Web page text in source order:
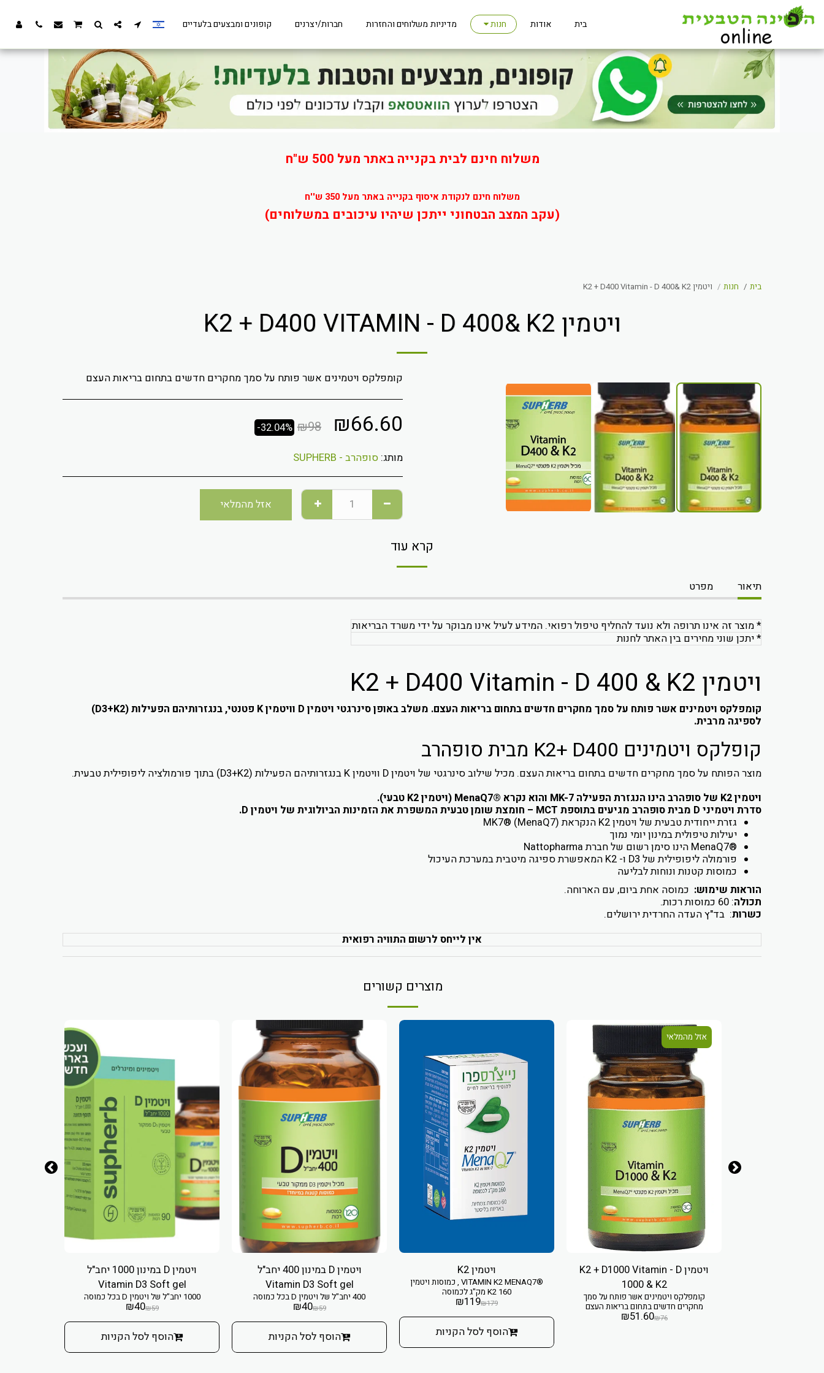
משלוח חינם לבית בקנייה באתר מעל 500 ש"ח
משלוח חינם לנקודת איסוף בקנייה באתר מעל 350 ש''ח
(עקב המצב הבטחוני ייתכן שיהיו עיכובים במשלוחים)
בית אודות חנות מדיניות משלוחים והחזרות חברות/יצרנים קופונים ומבצעים בלעדיים
בית חנות ויטמין K2 + D400 Vitamin - D 400& K2
ויטמין K2 + D400 VITAMIN - D 400& K2
אזל מהמלאי
קומפלקס ויטמינים אשר פותח על סמך מחקרים חדשים בתחום בריאות העצם
₪66.60
₪98
-32.04%
מותג: סופהרב - SUPHERB
אזל מהמלאי
קרא עוד
תיאור מפרט
* מוצר זה אינו תרופה ולא נועד להחליף טיפול רפואי. המידע לעיל אינו מבוקר על ידי משרד הבריאות
* יתכן שוני מחירים בין האתר לחנות
ויטמין K2 + D400 Vitamin - D 400 & K2
קומפלקס ויטמינים אשר פותח על סמך מחקרים חדשים בתחום בריאות העצם. משלב באופן סינרגטי ויטמין D וויטמין K פטנטי, בנגזרותיהם הפעילות (D3+K2)
לספיגה מרבית.
קופלקס ויטמינים K2+ D400 מבית סופהרב
מוצר הפותח על סמך מחקרים חדשים בתחום בריאות העצם. מכיל שילוב סינרגטי של ויטמין D וויטמין K בנגזרותיהם הפעילות (D3+K2) בתוך פורמולציה ליפופילית טבעית.
ויטמין K2 של סופהרב הינו הנגזרת הפעילה MK-7 והוא נקרא ®MenaQ7 (ויטמין K2 טבעי).
סדרת ויטמיני D מבית סופהרב מגיעים בתוספת MCT – חומצת שומן טבעית המשפרת את הזמינות הביולוגית של ויטמין D.
גזרת ייחודית טבעית של ויטמין K2 הנקראת (MK7® (MenaQ7
יעילות טיפולית במינון יומי נמוך
®MenaQ7 הינו סימן רשום של חברת Nattopharma
פורמולה ליפופילית של D3 ו- K2 המאפשרת ספיגה מיטבית במערכת העיכול
כמוסות קטנות ונוחות לבליעה
הוראות שימוש: כמוסה אחת ביום, עם הארוחה.
תכולה: 60 כמוסות רכות.
כשרות: בד"ץ העדה החרדית ירושלים.
אין לייחס לרשום התוויה רפואית
מוצרים קשורים
אזל מהמלאי
ויטמין K2 + D1000 Vitamin - D
1000 & K2
קומפלקס ויטמינים אשר פותח על סמך
מחקרים חדשים בתחום בריאות העצם
₪76
₪51.60
ויטמין K2
®VITAMIN K2 MENAQ7 , כמוסות ויטמין
K2 160 מק"ג לכמוסה
₪179
₪119
הוסף לסל הקניות
ויטמין D במינון 400 יחב"ל
Vitamin D3 Soft gel
400 יחב"ל של ויטמין D בכל כמוסה
₪59
₪40
הוסף לסל הקניות
ויטמין D במינון 1000 יחב"ל
Vitamin D3 Soft gel
1000 יחב"ל של ויטמין D בכל כמוסה
₪59
₪40
הוסף לסל הקניות